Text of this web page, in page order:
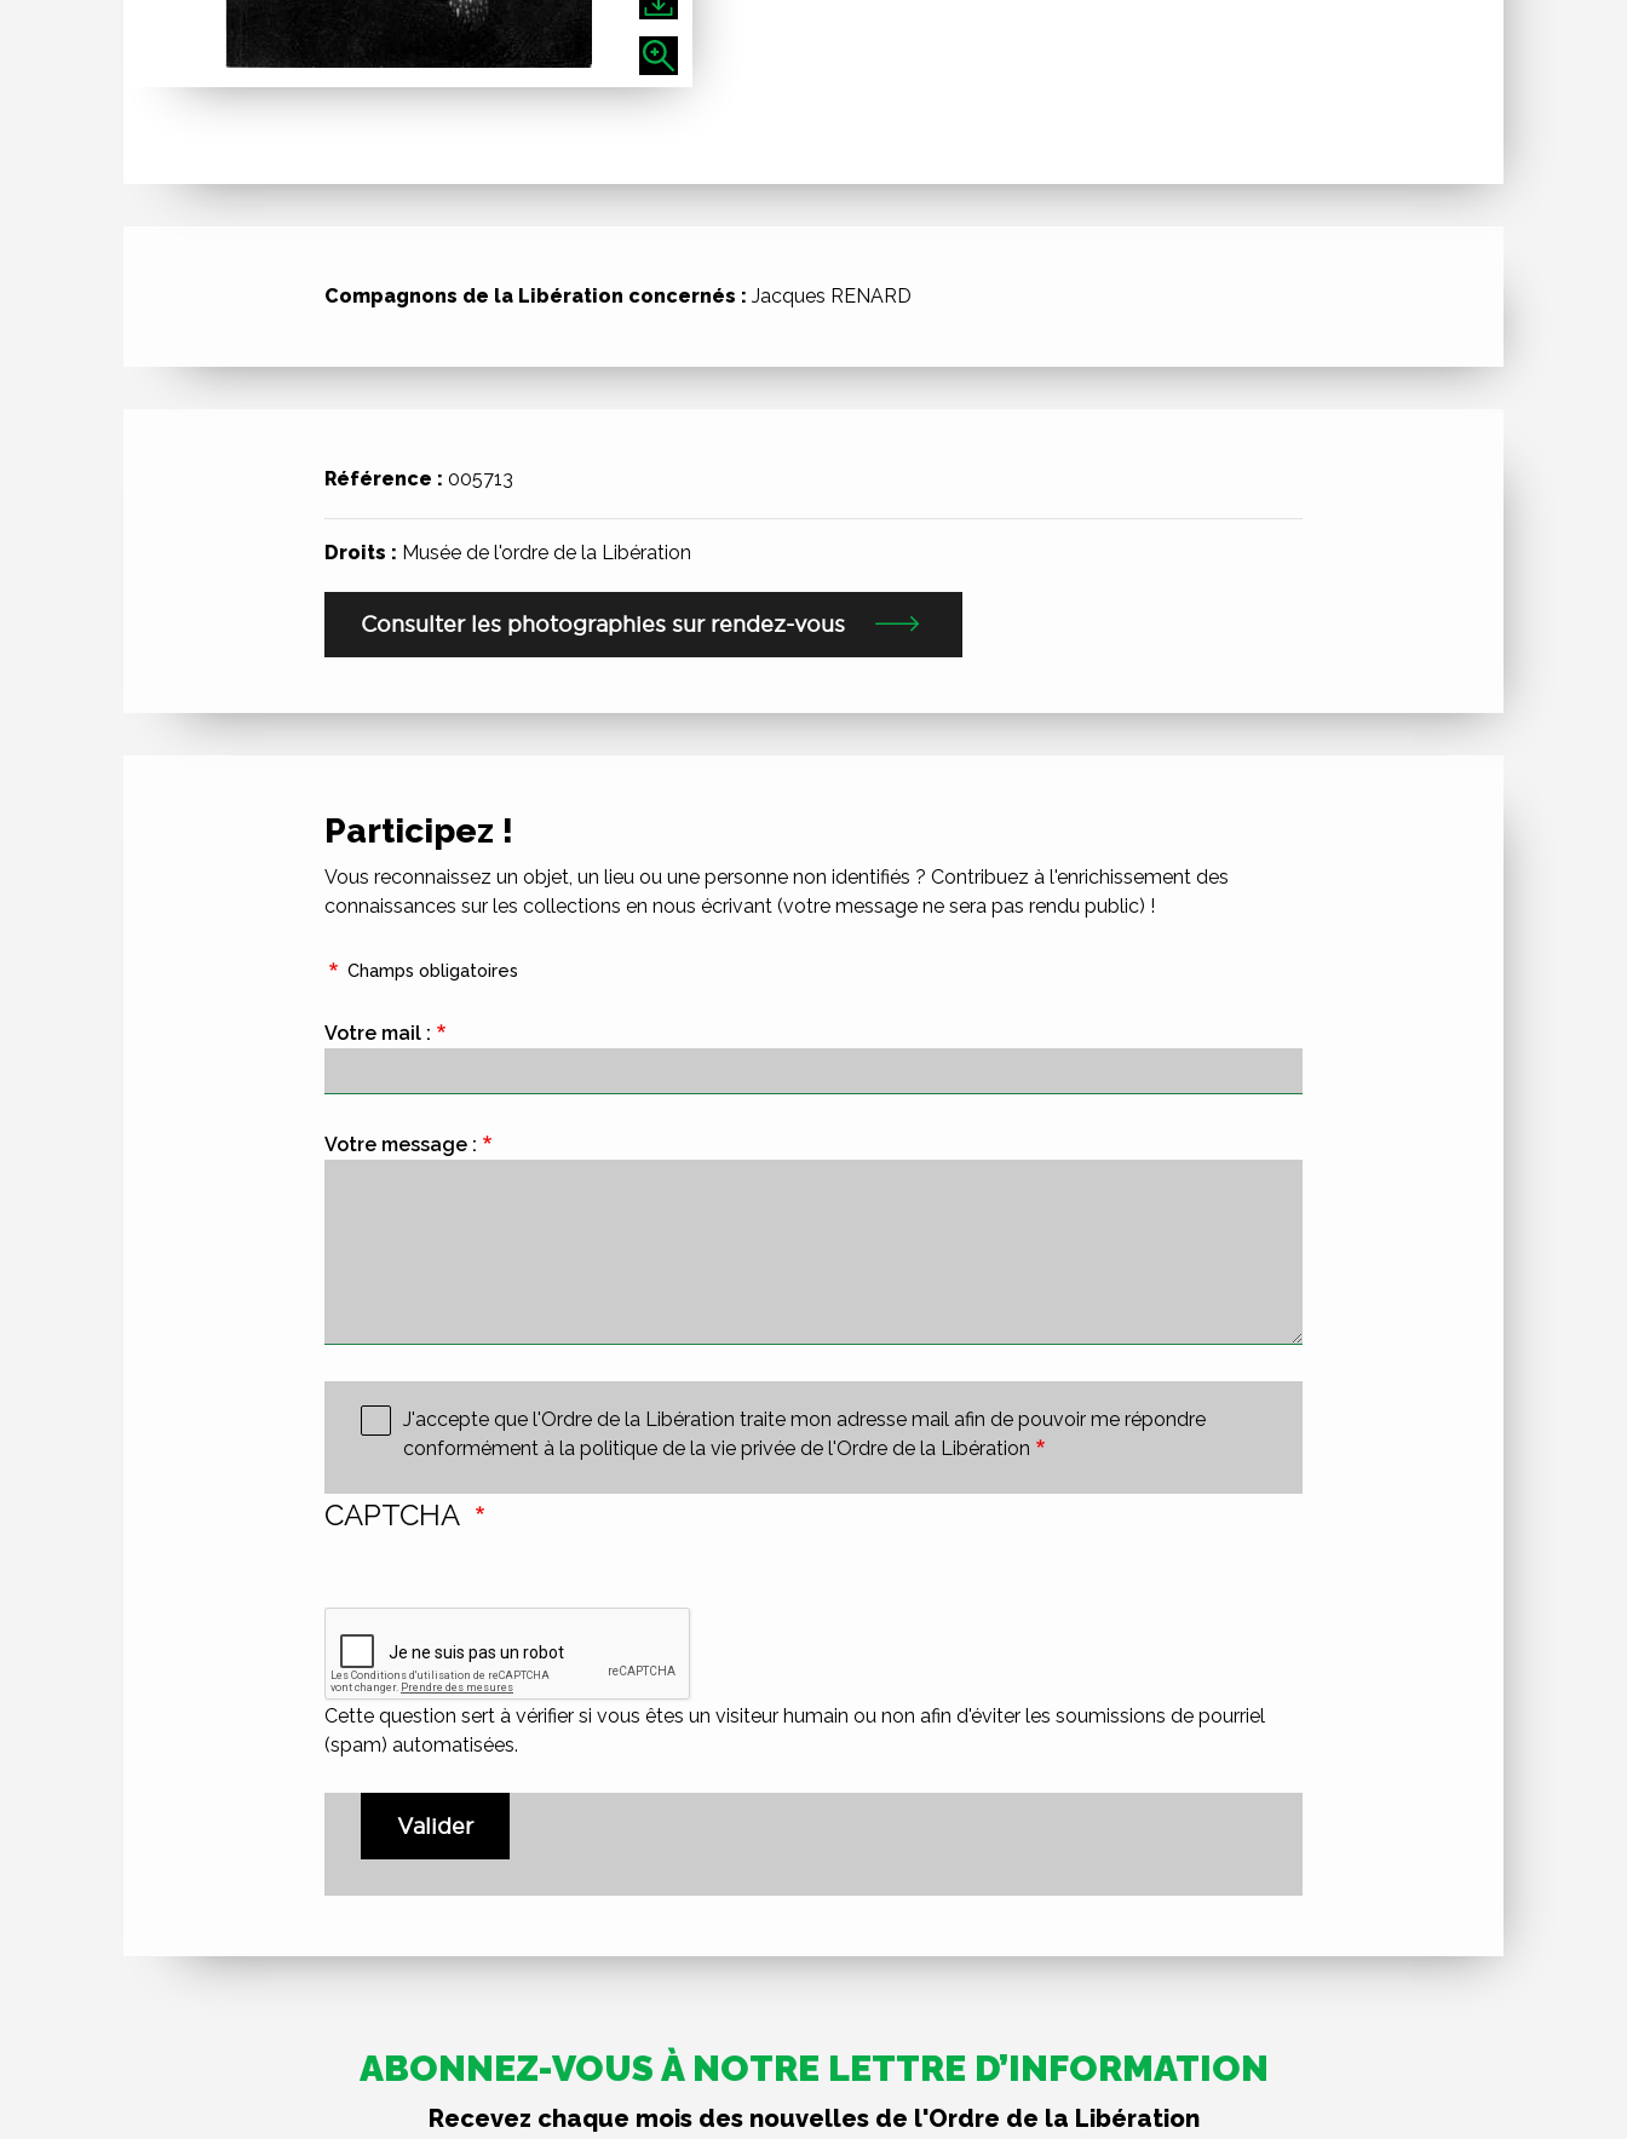
Compagnons de la Libération concernés : Jacques RENARD
Référence : 005713
Droits : Musée de l'ordre de la Libération
Consulter les photographies sur rendez-vous
Participez !
Vous reconnaissez un objet, un lieu ou une personne non identifiés ? Contribuez à l'enrichissement des
connaissances sur les collections en nous écrivant (votre message ne sera pas rendu public) !
Champs obligatoires
Votre mail :
Votre message :
J'accepte que l'Ordre de la Libération traite mon adresse mail afin de pouvoir me répondre
conformément à la politique de la vie privée de l'Ordre de la Libération
CAPTCHA
Cette question sert à vérifier si vous êtes un visiteur humain ou non afin d'éviter les soumissions de pourriel
(spam) automatisées.
Valider
ABONNEZ-VOUS À NOTRE LETTRE D’INFORMATION
Recevez chaque mois des nouvelles de l'Ordre de la Libération